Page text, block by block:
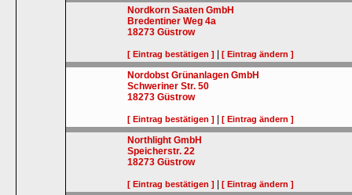
Nordkorn Saaten GmbH
Bredentiner Weg 4a
18273 Güstrow
[ Eintrag bestätigen ] |[ Eintrag ändern ]
Nordobst Grünanlagen GmbH
Schweriner Str. 50
18273 Güstrow
[ Eintrag bestätigen ] |[ Eintrag ändern ]
Northlight GmbH
Speicherstr. 22
18273 Güstrow
[ Eintrag bestätigen ] |[ Eintrag ändern ]